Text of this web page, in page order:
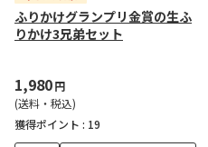
ふりかけグランプリ金賞の生ふ
りかけ3兄弟セット
1,980円
(送料・税込)
獲得ポイント : 19